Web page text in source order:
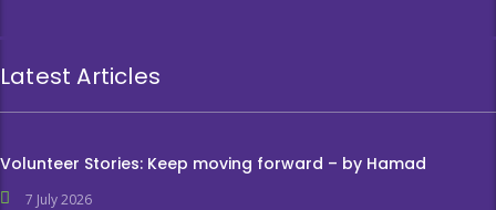
Latest Articles
Volunteer Stories: Keep moving forward – by Hamad
7 July 2026